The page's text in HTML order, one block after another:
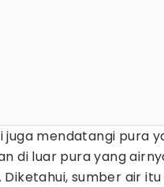
juga mendatangi pura
di luar pura yang
Diketahui, sumber air